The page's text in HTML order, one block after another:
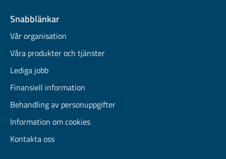
Snabblänkar
Vår organisation
Våra produkter och tjänster
Lediga jobb
Finansiell information
Behandling av personuppgifter
Information om cookies
Kontakta oss